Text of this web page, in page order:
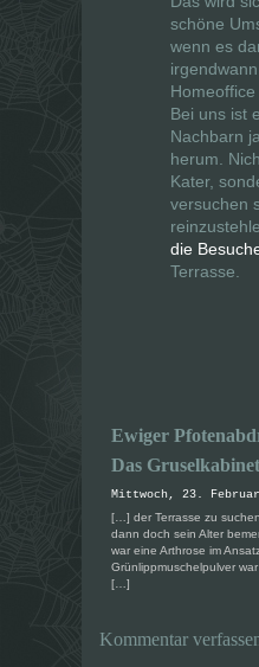
schöne
wenn es
Homeoffice
Bei uns ist
Nachbarn
herum.
Kater,
versuchen
die
Terrasse.
Ewiger
Das
Mittwoch, 23.
[…] der Terrasse zu
dann doch sein Alter
war eine Arthrose im
Grünlippmuschelpulver
[…]
Kommentar